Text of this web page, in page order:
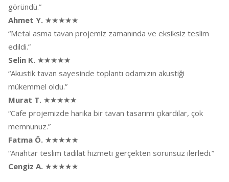
göründü.”
Ahmet Y. ★★★★★
“Metal asma tavan projemiz zamanında ve eksiksiz teslim
edildi.”
Selin K. ★★★★★
“Akustik tavan sayesinde toplantı odamızın akustiği
mükemmel oldu.”
Murat T. ★★★★★
“Cafe projemizde harika bir tavan tasarımı çıkardılar, çok
memnunuz.”
Fatma Ö. ★★★★★
“Anahtar teslim tadilat hizmeti gerçekten sorunsuz ilerledi.”
Cengiz A. ★★★★★